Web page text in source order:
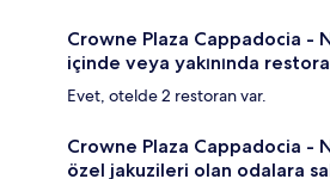
Crowne Plaza Cappadocia -
içinde veya yakınında
Evet, otelde 2 restoran var.
Crowne Plaza Cappadocia -
özel jakuzileri olan odalara